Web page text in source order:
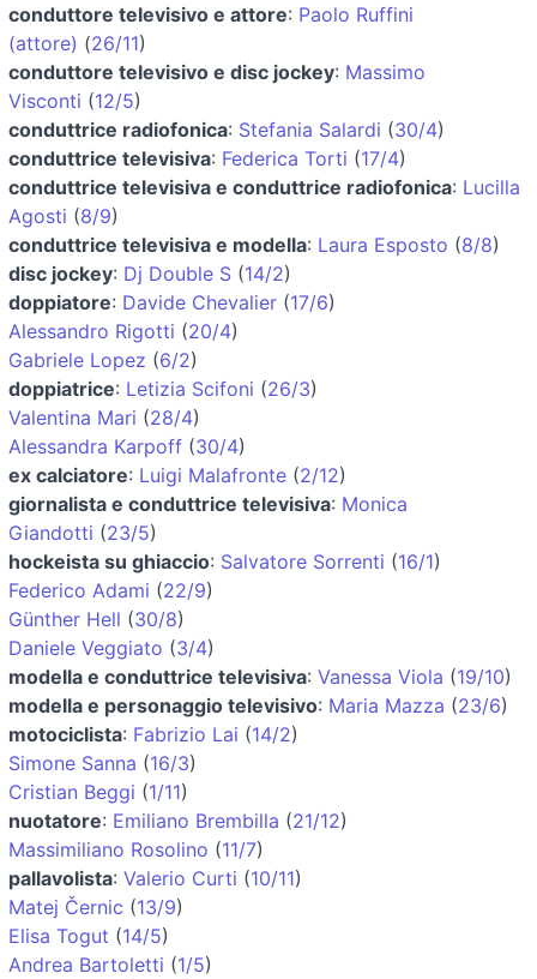
conduttore televisivo e attore: Paolo Ruffini
(attore) (26/11)
conduttore televisivo e disc jockey: Massimo
Visconti (12/5)
conduttrice radiofonica: Stefania Salardi (30/4)
conduttrice televisiva: Federica Torti (17/4)
conduttrice televisiva e conduttrice radiofonica: Lucilla
Agosti (8/9)
conduttrice televisiva e modella: Laura Esposto (8/8)
disc jockey: Dj Double S (14/2)
doppiatore: Davide Chevalier (17/6)
Alessandro Rigotti (20/4)
Gabriele Lopez (6/2)
doppiatrice: Letizia Scifoni (26/3)
Valentina Mari (28/4)
Alessandra Karpoff (30/4)
ex calciatore: Luigi Malafronte (2/12)
giornalista e conduttrice televisiva: Monica
Giandotti (23/5)
hockeista su ghiaccio: Salvatore Sorrenti (16/1)
Federico Adami (22/9)
Günther Hell (30/8)
Daniele Veggiato (3/4)
modella e conduttrice televisiva: Vanessa Viola (19/10)
modella e personaggio televisivo: Maria Mazza (23/6)
motociclista: Fabrizio Lai (14/2)
Simone Sanna (16/3)
Cristian Beggi (1/11)
nuotatore: Emiliano Brembilla (21/12)
Massimiliano Rosolino (11/7)
pallavolista: Valerio Curti (10/11)
Matej Černic (13/9)
Elisa Togut (14/5)
Andrea Bartoletti (1/5)